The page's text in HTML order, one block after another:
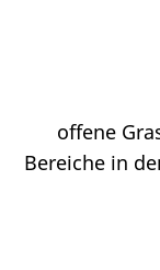
offene
Bereiche in